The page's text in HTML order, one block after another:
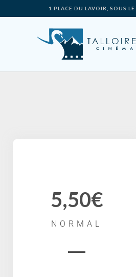
1 PLACE DU LAVOIR, SOUS
5,50€
NORMAL